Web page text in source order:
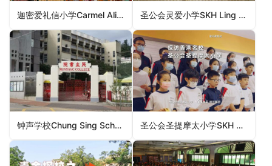
迦密爱礼信小学Carmel Alison Lam Primary School（沙田区小学） 圣公会灵爱小学SKH Ling Oi Primary School（元朗区小学）
钟声学校Chung Sing School（元朗区小学） 圣公会圣提摩太小学SKH St. Timothy’s Primary School（九龙城区小学）